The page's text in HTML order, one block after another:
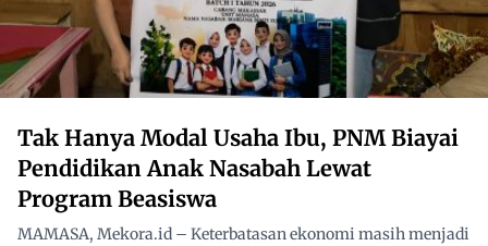
Tak Hanya Modal Usaha Ibu, PNM Biayai
Pendidikan Anak Nasabah Lewat
Program Beasiswa
MAMASA, Mekora.id – Keterbatasan ekonomi masih menjadi